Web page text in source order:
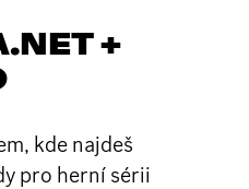
+
kde najdeš
pro herní sérii